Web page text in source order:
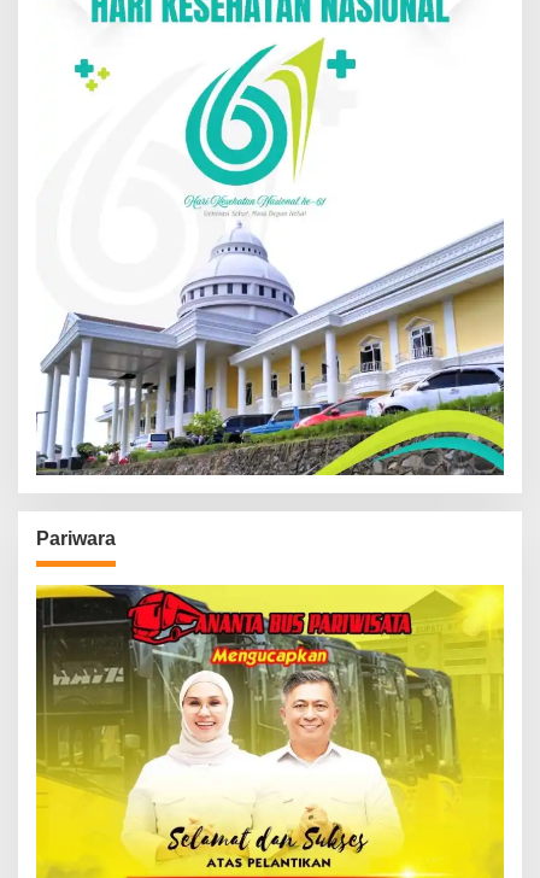
Pariwara